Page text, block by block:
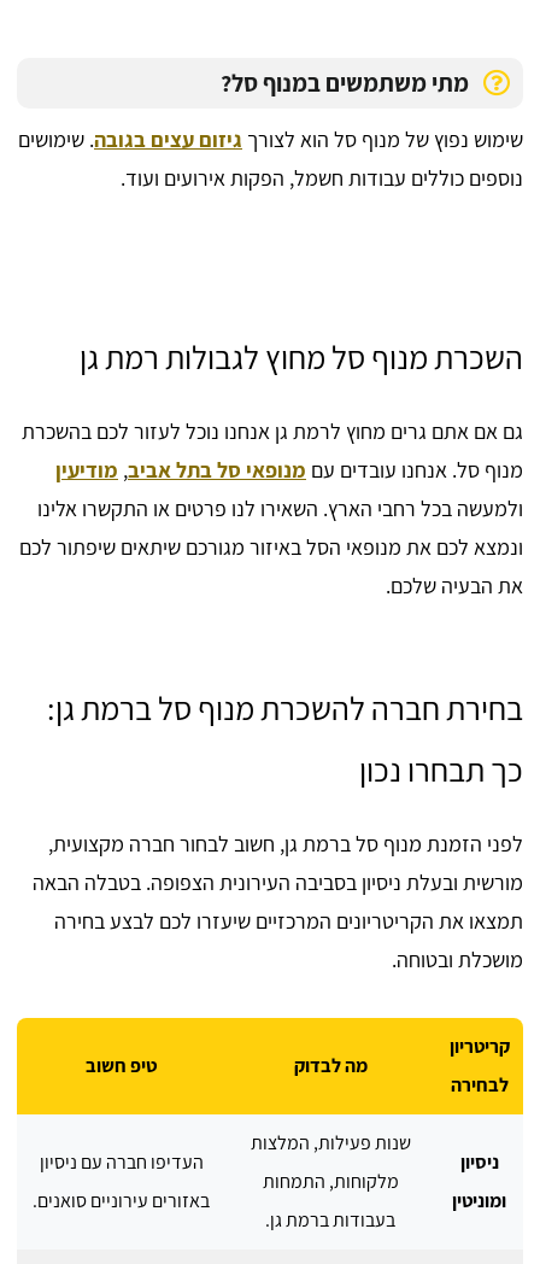
מתי משתמשים במנוף סל?
שימוש נפוץ של מנוף סל הוא לצורך גיזום עצים בגובה. שימושים
נוספים כוללים עבודות חשמל, הפקות אירועים ועוד.
השכרת מנוף סל מחוץ לגבולות רמת גן
גם אם אתם גרים מחוץ לרמת גן אנחנו נוכל לעזור לכם בהשכרת
מנוף סל. אנחנו עובדים עם מנופאי סל בתל אביב, מודיעין
ולמעשה בכל רחבי הארץ. השאירו לנו פרטים או התקשרו אלינו
ונמצא לכם את מנופאי הסל באיזור מגורכם שיתאים שיפתור לכם
את הבעיה שלכם.
בחירת חברה להשכרת מנוף סל ברמת גן:
כך תבחרו נכון
לפני הזמנת מנוף סל ברמת גן, חשוב לבחור חברה מקצועית,
מורשית ובעלת ניסיון בסביבה העירונית הצפופה. בטבלה הבאה
תמצאו את הקריטריונים המרכזיים שיעזרו לכם לבצע בחירה
מושכלת ובטוחה.
קריטריון
לבחירה
מה לבדוק טיפ חשוב
ניסיון
ומוניטין
שנות פעילות, המלצות
מלקוחות, התמחות
בעבודות ברמת גן.
העדיפו חברה עם ניסיון
באזורים עירוניים סואנים.